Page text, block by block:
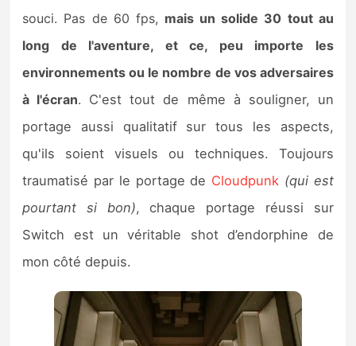
souci. Pas de 60 fps, mais un solide 30 tout au
long de l'aventure, et ce, peu importe les
environnements ou le nombre de vos adversaires
à l'écran. C'est tout de même à souligner, un
portage aussi qualitatif sur tous les aspects,
qu'ils soient visuels ou techniques. Toujours
traumatisé par le portage de Cloudpunk (qui est
pourtant si bon), chaque portage réussi sur
Switch est un véritable shot d’endorphine de
mon côté depuis.